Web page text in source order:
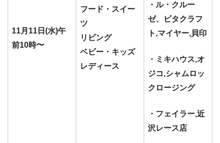
11月11日(水)午
前10時〜
フード・スイー
ツ
リビング
ベビー・キッズ
レディース
・ル・クルー
ゼ、ビタクラフ
ト,マイヤー,貝印
・ミキハウス,オ
ジコ,シャムロッ
クロージング
・フェイラー,近
沢レース店